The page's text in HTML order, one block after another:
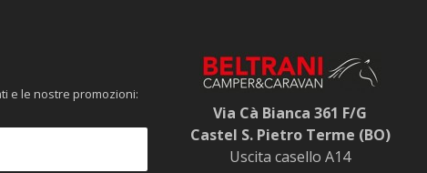
e le nostre promozioni:
Via Cà Bianca 361 F/G
Castel S. Pietro Terme (BO)
Uscita casello A14